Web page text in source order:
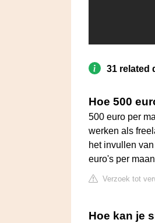
31 related
Hoe 500
500 euro per
werken als
het invullen
euro's per
Verzoek tot
Hoe kan je